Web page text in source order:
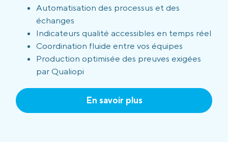
Automatisation des processus et des
échanges
Indicateurs qualité accessibles en temps réel
Coordination fluide entre vos équipes
Production optimisée des preuves exigées
par Qualiopi
En savoir plus